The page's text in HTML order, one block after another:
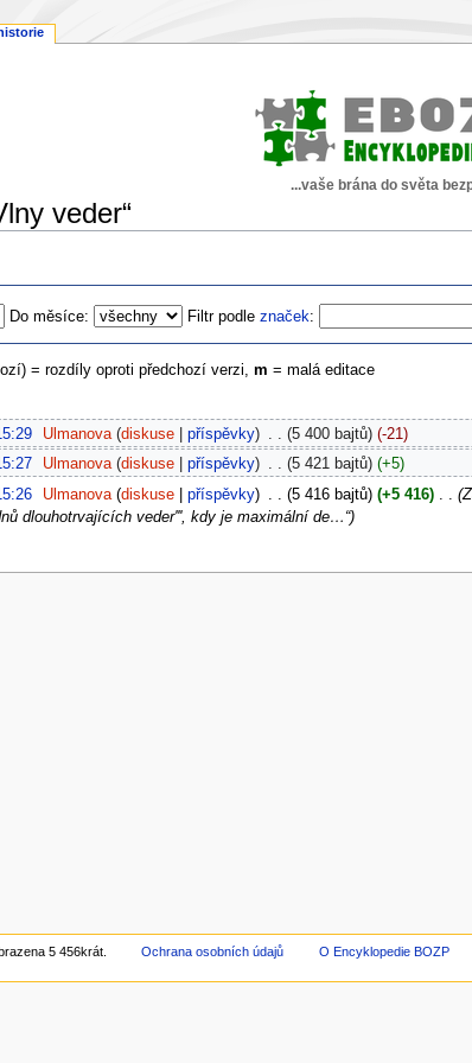
...vaše brána do světa
veder“
Do měsíce: Filtr podleznaček:
= rozdíly oproti předchozí verzi, m = malá editace
‎ Ulmanova diskuse příspěvky 5 400 bajtů
-21
‎ Ulmanova diskuse příspěvky 5 421 bajtů
+5
‎ Ulmanova diskuse příspěvky 5 416 bajtů +5 416 ‎
dlouhotrvajících veder''', kdy je maximální de…“
5 456krát. Ochrana osobních údajů O Encyklopedie BOZP